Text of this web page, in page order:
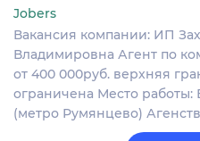
Jobers
Вакансия компании: ИП
Владимировна Агент по
от 400 000руб. верхняя
ограничена Место
(метро Румянцево)